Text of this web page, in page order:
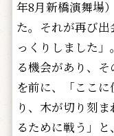
年8月新橋演舞場
た。それが再び
っくりしました
る機会があり、
を前に、「ここ
り、木が切り刻
るために戦う」